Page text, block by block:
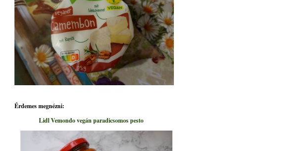
Érdemes megnézni:
Lidl Vemondo vegán paradicsomos pesto